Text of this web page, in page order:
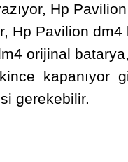
Hp
Hp Pavilion
orijinal
kapanıyor
gerekebilir.